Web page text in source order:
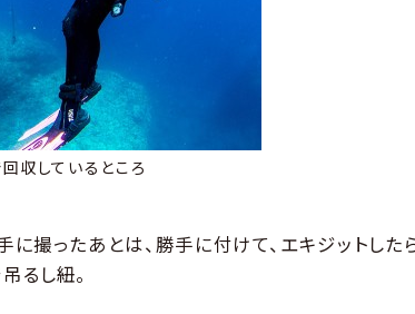
収しているところ
に撮ったあとは、勝手に付けて、エキジットし
るし紐。